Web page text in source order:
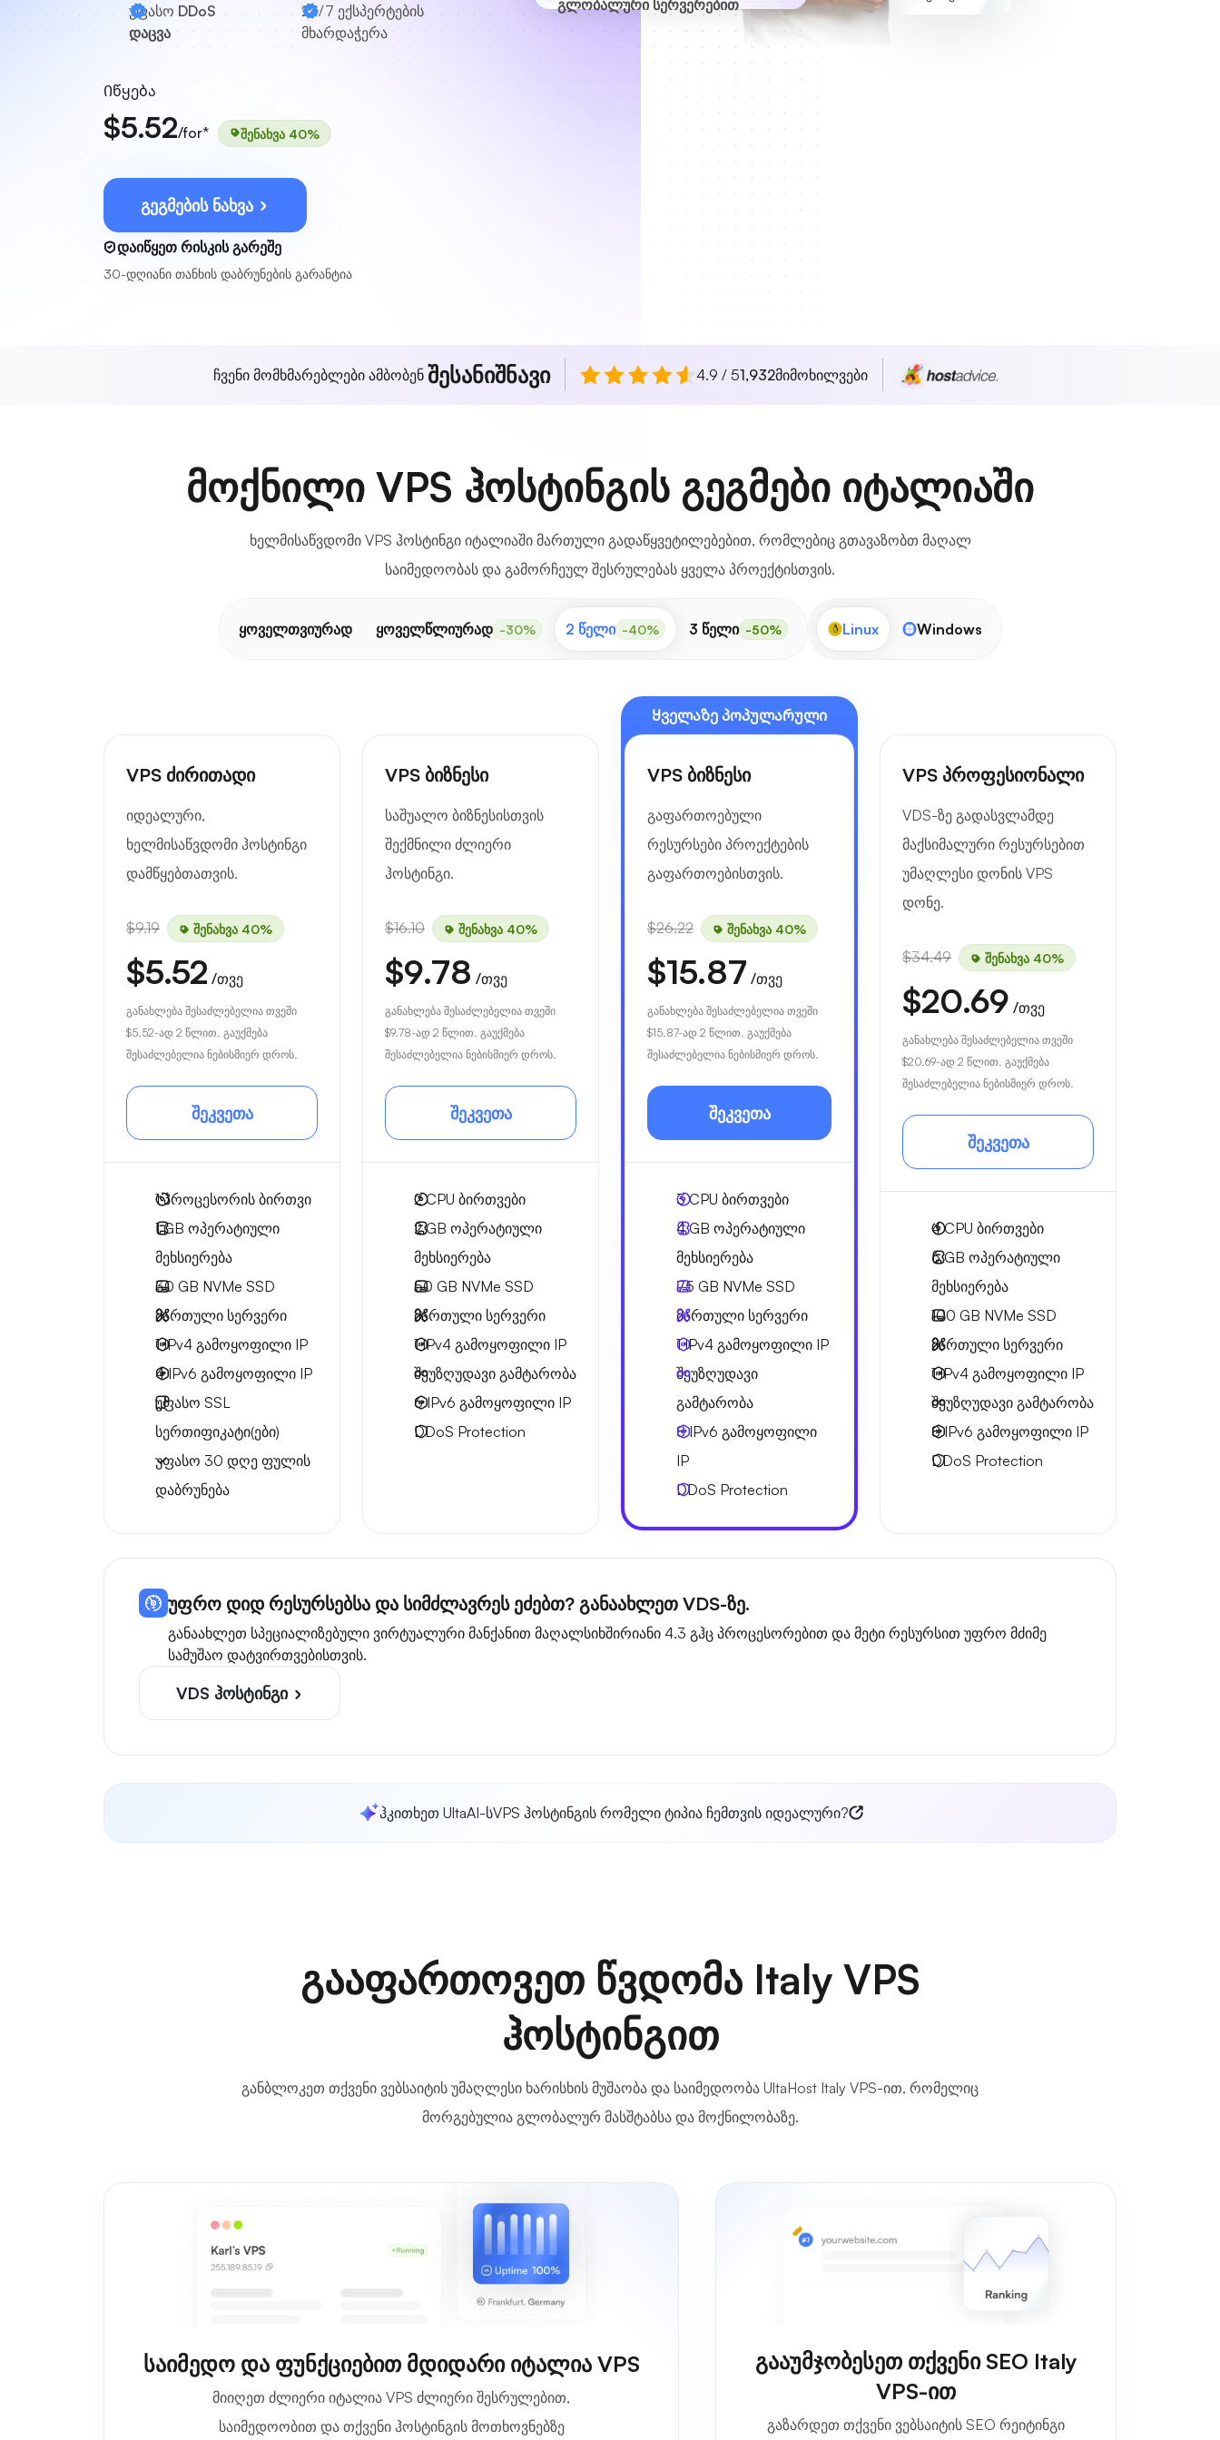
უფასო DDoS
დაცვა
24/7 ექსპერტების
მხარდაჭერა
Იწყება
$5.52/for* შენახვა 40%
გეგმების ნახვა
დაიწყეთ რისკის გარეშე
30-დღიანი თანხის დაბრუნების გარანტია
ჩვენი მომხმარებლები ამბობენ შესანიშნავი 4.9 / 51,932მიმოხილვები
მოქნილი VPS ჰოსტინგის გეგმები იტალიაში
ხელმისაწვდომი VPS ჰოსტინგი იტალიაში მართული გადაწყვეტილებებით, რომლებიც გთავაზობთ მაღალ
საიმედოობას და გამორჩეულ შესრულებას ყველა პროექტისთვის.
ყოველთვიურად ყოველწლიურად -30% 2 წელი -40% 3 წელი -50% Linux Windows
VPS ძირითადი
იდეალური,
ხელმისაწვდომი ჰოსტინგი
დამწყებთათვის.
$9.19 შენახვა 40%
$5.52 /თვე
განახლება შესაძლებელია თვეში
$5.52-ად 2 წლით. გაუქმება
შესაძლებელია ნებისმიერ დროს.
შეკვეთა
1პროცესორის ბირთვი
1 GB ოპერატიული
მეხსიერება
30 GB NVMe SSD
მართული სერვერი
1 IPv4 გამოყოფილი IP
4 IPv6 გამოყოფილი IP
უფასო SSL
სერთიფიკატი(ები)
უფასო 30 დღე ფულის
დაბრუნება
VPS ბიზნესი
საშუალო ბიზნესისთვის
შექმნილი ძლიერი
ჰოსტინგი.
$16.10 შენახვა 40%
$9.78 /თვე
განახლება შესაძლებელია თვეში
$9.78-ად 2 წლით. გაუქმება
შესაძლებელია ნებისმიერ დროს.
შეკვეთა
2CPU ბირთვები
2 GB ოპერატიული
მეხსიერება
50 GB NVMe SSD
მართული სერვერი
1 IPv4 გამოყოფილი IP
შეუზღუდავი გამტარობა
6 IPv6 გამოყოფილი IP
DDoS Protection
Ყველაზე პოპულარული
VPS ბიზნესი
გაფართოებული
რესურსები პროექტების
გაფართოებისთვის.
$26.22 შენახვა 40%
$15.87 /თვე
განახლება შესაძლებელია თვეში
$15.87-ად 2 წლით. გაუქმება
შესაძლებელია ნებისმიერ დროს.
შეკვეთა
3CPU ბირთვები
4 GB ოპერატიული
მეხსიერება
75 GB NVMe SSD
მართული სერვერი
1 IPv4 გამოყოფილი IP
შეუზღუდავი
გამტარობა
8 IPv6 გამოყოფილი
IP
DDoS Protection
VPS პროფესიონალი
VDS-ზე გადასვლამდე
მაქსიმალური რესურსებით
უმაღლესი დონის VPS
დონე.
$34.49 შენახვა 40%
$20.69 /თვე
განახლება შესაძლებელია თვეში
$20.69-ად 2 წლით. გაუქმება
შესაძლებელია ნებისმიერ დროს.
შეკვეთა
4CPU ბირთვები
6 GB ოპერატიული
მეხსიერება
100 GB NVMe SSD
მართული სერვერი
1 IPv4 გამოყოფილი IP
შეუზღუდავი გამტარობა
8 IPv6 გამოყოფილი IP
DDoS Protection
უფრო დიდ რესურსებსა და სიმძლავრეს ეძებთ? განაახლეთ VDS-ზე.
განაახლეთ სპეციალიზებული ვირტუალური მანქანით მაღალსიხშირიანი 4.3 გჰც პროცესორებით და მეტი რესურსით უფრო მძიმე
სამუშაო დატვირთვებისთვის.
VDS ჰოსტინგი
ჰკითხეთ UltaAI-სVPS ჰოსტინგის რომელი ტიპია ჩემთვის იდეალური?
გააფართოვეთ წვდომა Italy VPS
ჰოსტინგით
განბლოკეთ თქვენი ვებსაიტის უმაღლესი ხარისხის მუშაობა და საიმედოობა UltaHost Italy VPS-ით, რომელიც
მორგებულია გლობალურ მასშტაბსა და მოქნილობაზე.
საიმედო და ფუნქციებით მდიდარი იტალია VPS
მიიღეთ ძლიერი იტალია VPS ძლიერი შესრულებით,
საიმედოობით და თქვენი ჰოსტინგის მოთხოვნებზე
გააუმჯობესეთ თქვენი SEO Italy
VPS-ით
გაზარდეთ თქვენი ვებსაიტის SEO რეიტინგი